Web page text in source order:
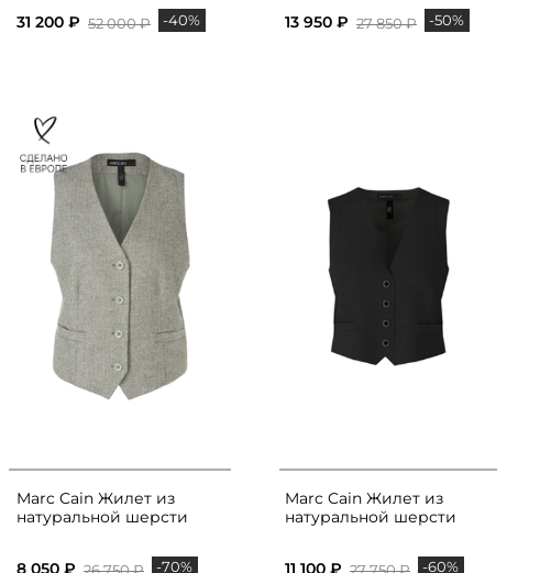
31 200 ₽ 52 000 ₽ -40%
13 950 ₽ 27 850 ₽ -50%
Marc Cain Жилет из
натуральной шерсти
-70%
Marc Cain Жилет из
натуральной шерсти
-60%